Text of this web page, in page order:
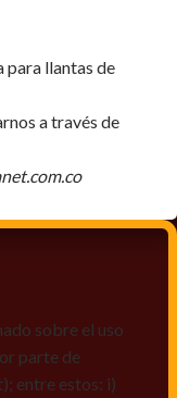
para llantas de
a través de
sobre el uso
parte de
entre estos: i)